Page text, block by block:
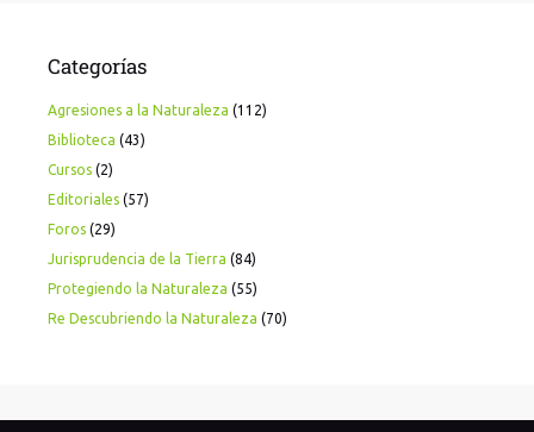
Categorías
Agresiones a la Naturaleza (112)
Biblioteca (43)
Cursos (2)
Editoriales (57)
Foros (29)
Jurisprudencia de la Tierra (84)
Protegiendo la Naturaleza (55)
Re Descubriendo la Naturaleza (70)